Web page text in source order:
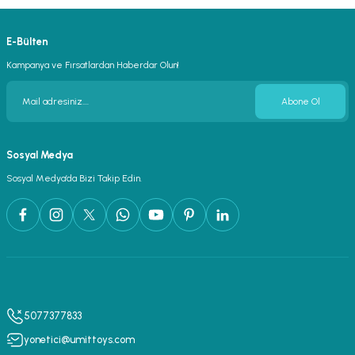
E-Bülten
Kampanya ve Fırsatlardan Haberdar Olun!
Abone Ol
Sosyal Medya
Sosyal Medya’da Bizi Takip Edin.
5077377833
yonetici@umittoys.com